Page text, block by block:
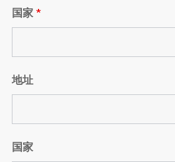
国家 *
地址
国家